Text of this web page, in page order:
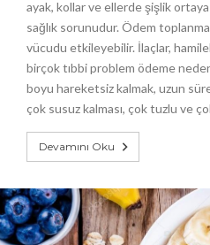
ayak, kollar ve ellerde şişlik
sağlık sorunudur. Ödem
vücudu etkileyebilir. İlaçlar,
birçok tıbbi problem ödeme
boyu hareketsiz kalmak, uzun
çok susuz kalması, çok tuzlu ve
Devamını Oku